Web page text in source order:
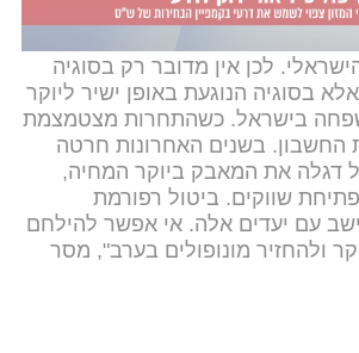
עלות נוספת המוטלת על מסעדה,
אינה נשארת אצל בעל העסק. היא
לכן אין מדובר רק בסוגיה
בסוגיה הנוגעת באופן ישיר ליוקר
בישראל. כשהתחרות מצטמצמת
בשנים האחרונות חרטה
דגלה את המאבק ביוקר המחיה,
שווקים. ביטול רפורמת
עם יעדים אלה. אי אפשר להילחם
ולהחזיר מונופולים בערב", מסר